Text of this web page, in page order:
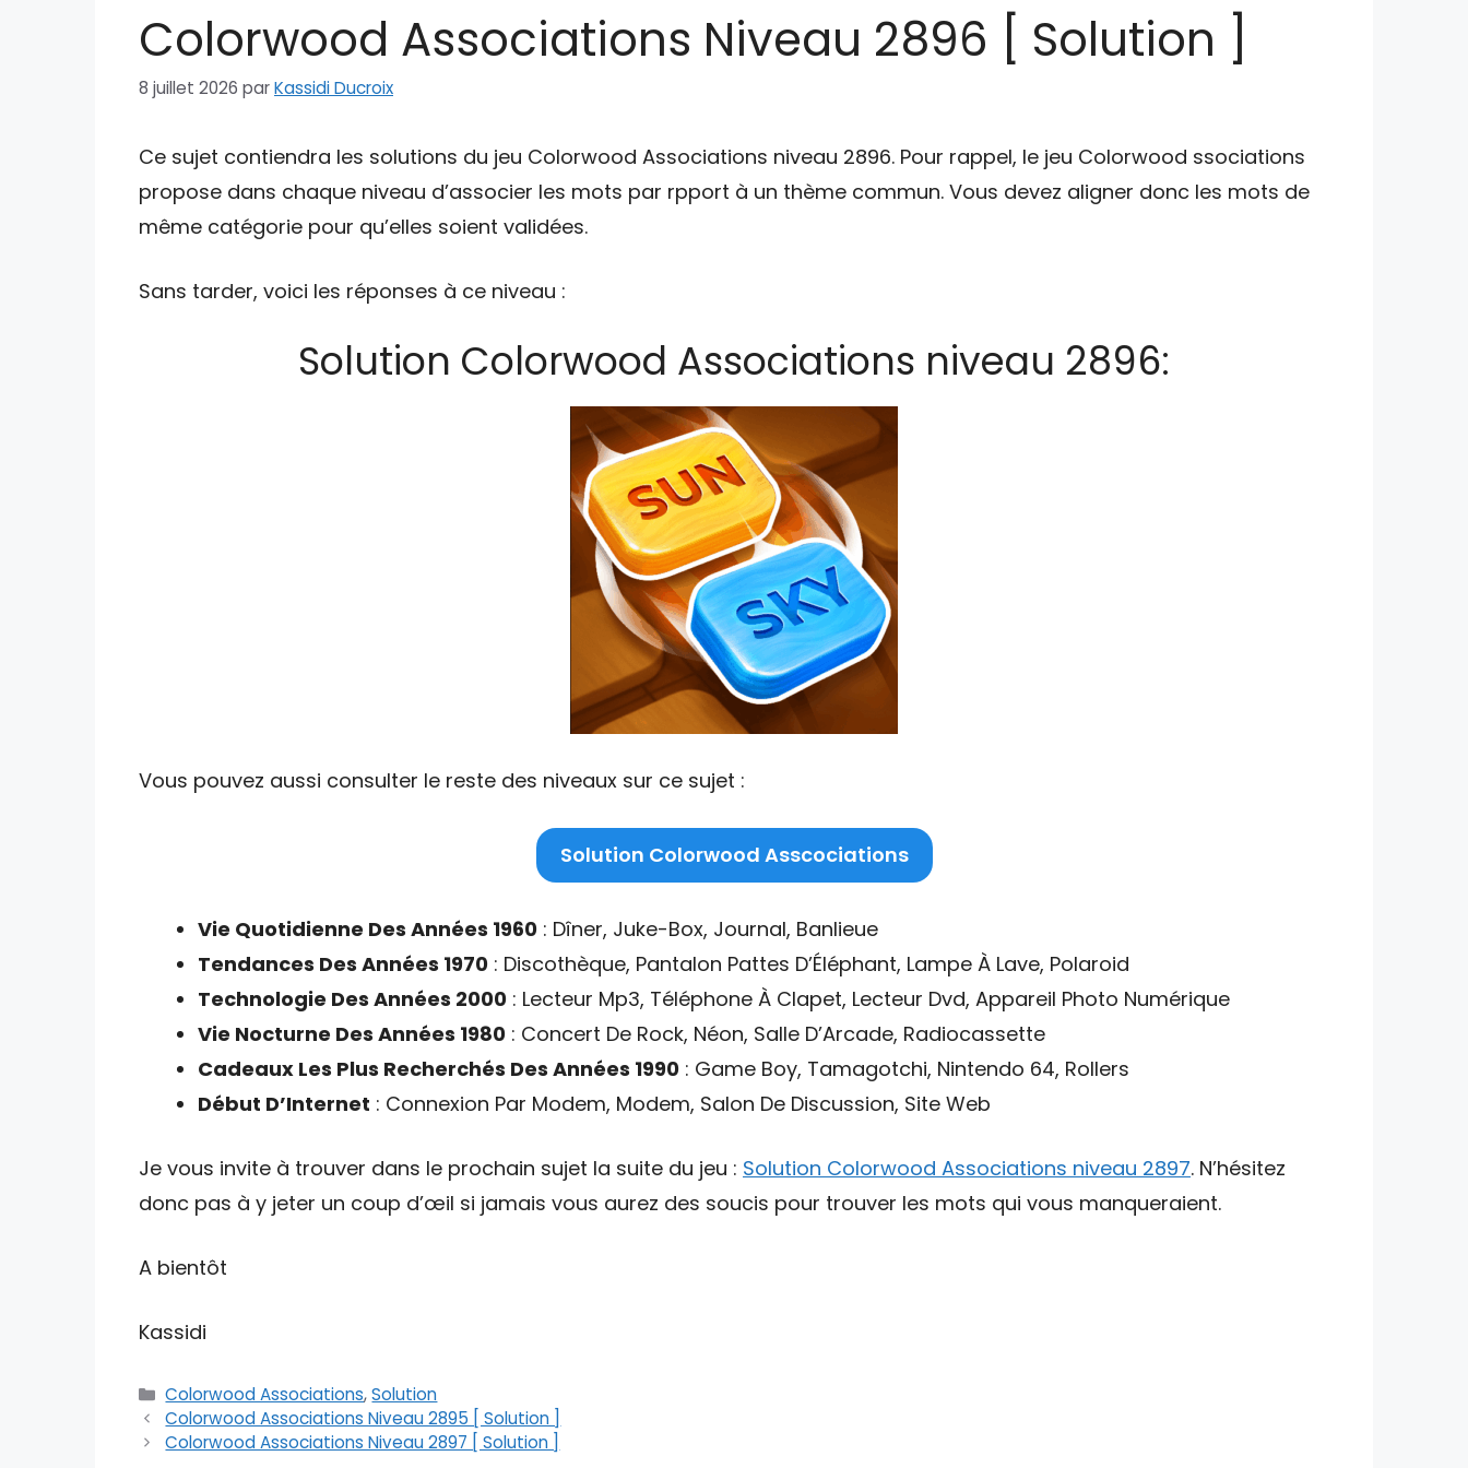
Colorwood Associations Niveau 2896 [ Solution ]
8 juillet 2026 parKassidi Ducroix
Ce sujet contiendra les solutions du jeu Colorwood Associations niveau 2896. Pour rappel, le jeu Colorwood ssociations
propose dans chaque niveau d’associer les mots par rpport à un thème commun. Vous devez aligner donc les mots de
même catégorie pour qu’elles soient validées.
Sans tarder, voici les réponses à ce niveau :
Solution Colorwood Associations niveau 2896:
Vous pouvez aussi consulter le reste des niveaux sur ce sujet :
Solution Colorwood Asscociations
Vie Quotidienne Des Années 1960 : Dîner, Juke-Box, Journal, Banlieue
Tendances Des Années 1970 : Discothèque, Pantalon Pattes D’Éléphant, Lampe À Lave, Polaroid
Technologie Des Années 2000 : Lecteur Mp3, Téléphone À Clapet, Lecteur Dvd, Appareil Photo Numérique
Vie Nocturne Des Années 1980 : Concert De Rock, Néon, Salle D’Arcade, Radiocassette
Cadeaux Les Plus Recherchés Des Années 1990 : Game Boy, Tamagotchi, Nintendo 64, Rollers
Début D’Internet : Connexion Par Modem, Modem, Salon De Discussion, Site Web
Je vous invite à trouver dans le prochain sujet la suite du jeu : Solution Colorwood Associations niveau 2897. N’hésitez
donc pas à y jeter un coup d’œil si jamais vous aurez des soucis pour trouver les mots qui vous manqueraient.
A bientôt
Kassidi
Catégories
Colorwood Associations,Solution
Colorwood Associations Niveau 2895 [ Solution ]
Colorwood Associations Niveau 2897 [ Solution ]